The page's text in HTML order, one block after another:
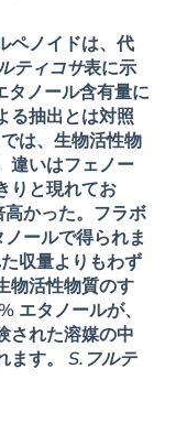
ペノイドは、代
ティコサ表に示
タノール含有量に
る抽出とは対照
は、生物活性物
違いはフェノー
りと現れてお
かった。フラボ
ールで得られま
収量よりもわず
物活性物質のす
エタノールが、
された溶媒の中
ます。S.フルテ